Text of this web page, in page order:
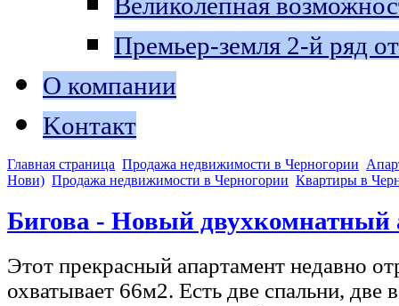
Премьер-земля 2-й ряд
О компании
Kонтакт
Главная страница Продажа недвижимости в Черногории
Нови) Продажа недвижимости в Черногории Квартиры в
Бигова - Новый двухкомнатный
Этот прекрасный апартамент недавно
охватывает 66м2. Есть две спальни, две